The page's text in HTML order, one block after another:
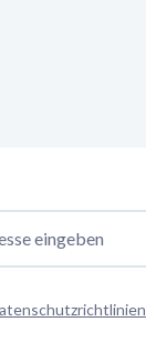
eingeben